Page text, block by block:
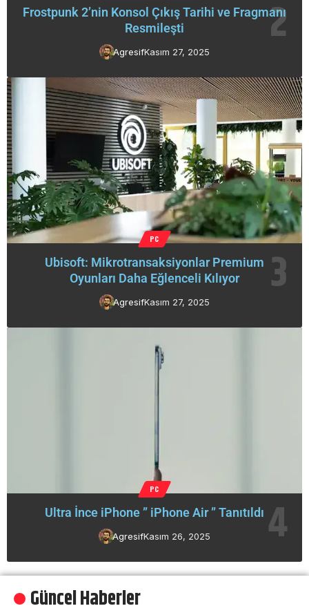
Frostpunk 2’nin Konsol Çıkış Tarihi ve Fragmanı
Resmileşti
AgresifKasım 27, 2025
PC
Ubisoft: Mikrotransaksiyonlar Premium
Oyunları Daha Eğlenceli Kılıyor
AgresifKasım 27, 2025
PC
Ultra İnce iPhone ” iPhone Air ” Tanıtıldı
AgresifKasım 26, 2025
Güncel Haberler